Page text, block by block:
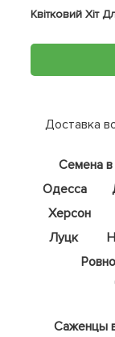
Квітковий Хіт
Доставка
Семена в
Одесса
Херсон
Луцк
Ровно
Саженцы